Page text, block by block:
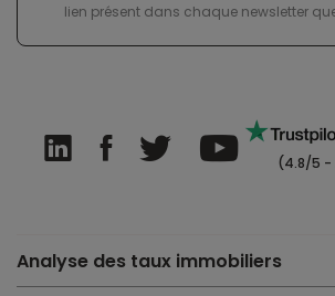
lien présent dans chaque newsletter
(4.8/5 -
Analyse des taux immobiliers